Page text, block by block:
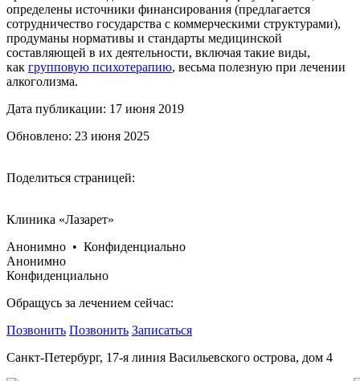
определены источники финансирования (предлагается
сотрудничество государства с коммерческими структурами),
продуманы нормативы и стандарты медицинской
составляющей в их деятельности, включая такие виды,
как групповую психотерапию, весьма полезную при лечении
алкоголизма.
Дата публикации: 17 июня 2019
Обновлено: 23 июня 2025
Поделиться страницей:
Клиника «Лазарет»
Анонимно • Конфиденциально
Анонимно
Конфиденциально
Обращусь за лечением сейчас:
Позвонить Позвонить Записаться
Санкт-Петербург, 17-я линия Васильевского острова, дом 4